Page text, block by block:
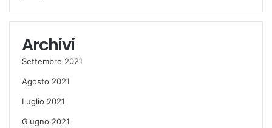
Archivi
Settembre 2021
Agosto 2021
Luglio 2021
Giugno 2021